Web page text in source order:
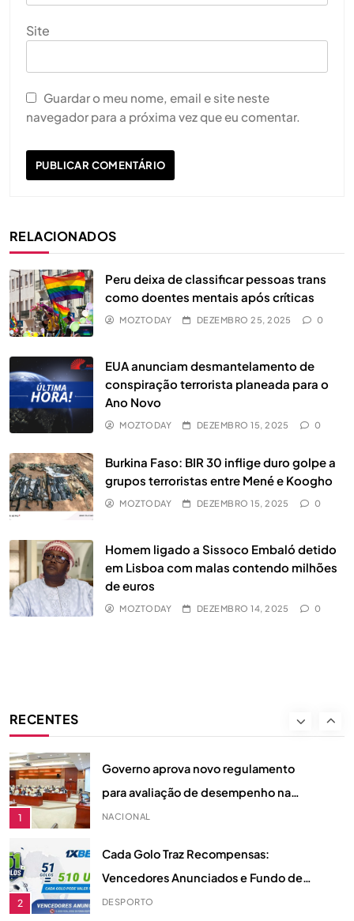
Site
Guardar o meu nome, email e site neste
navegador para a próxima vez que eu comentar.
RELACIONADOS
Peru deixa de classificar pessoas trans
como doentes mentais após críticas
MOZTODAY DEZEMBRO 25, 2025 0
EUA anunciam desmantelamento de
conspiração terrorista planeada para o
Ano Novo
MOZTODAY DEZEMBRO 15, 2025 0
Burkina Faso: BIR 30 inflige duro golpe a
grupos terroristas entre Mené e Koogho
MOZTODAY DEZEMBRO 15, 2025 0
Homem ligado a Sissoco Embaló detido
em Lisboa com malas contendo milhões
de euros
MOZTODAY DEZEMBRO 14, 2025 0
RECENTES
5
Além da Escolha: Como o 1xEquilíbrio
Motivação dos Apostadores
6
O play-off entra na fase decisiva: a
quartos de final do maior torneio
internacional.
8
1
Governo aprova novo regulamento
para avaliação de desempenho na
Função Pública
NACIONAL
2
Cada Golo Traz Recompensas:
Vencedores Anunciados e Fundo de
Prémios de 510 Dólares
DESPORTO